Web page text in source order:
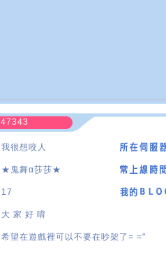
47343
我很想咬人
★鬼舞α莎莎★
17
大 家 好 唷
希望在遊戲裡可以不要在吵架了= ="